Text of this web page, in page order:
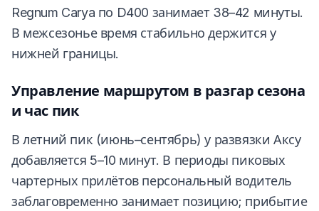
Regnum Carya по D400 занимает 38–42 минуты.
В межсезонье время стабильно держится у
нижней границы.
Управление маршрутом в разгар сезона
и час пик
В летний пик (июнь–сентябрь) у развязки Аксу
добавляется 5–10 минут. В периоды пиковых
чартерных прилётов персональный водитель
заблаговременно занимает позицию; прибытие